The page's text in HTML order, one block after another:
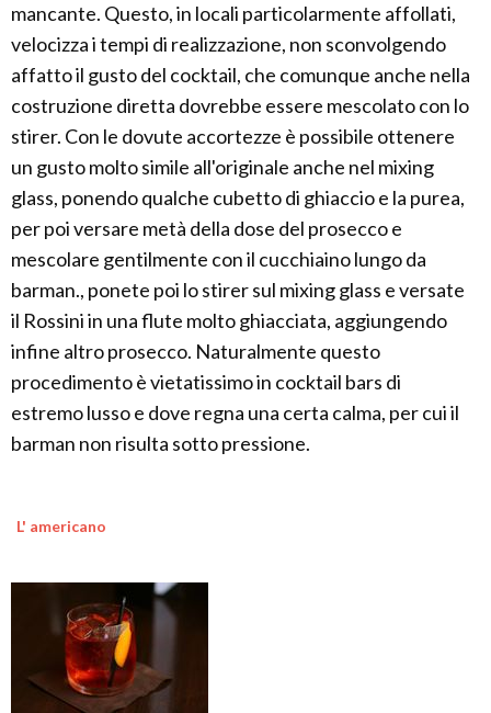
mancante. Questo, in locali particolarmente affollati,
velocizza i tempi di realizzazione, non sconvolgendo
affatto il gusto del cocktail, che comunque anche nella
costruzione diretta dovrebbe essere mescolato con lo
stirer. Con le dovute accortezze è possibile ottenere
un gusto molto simile all'originale anche nel mixing
glass, ponendo qualche cubetto di ghiaccio e la purea,
per poi versare metà della dose del prosecco e
mescolare gentilmente con il cucchiaino lungo da
barman., ponete poi lo stirer sul mixing glass e versate
il Rossini in una flute molto ghiacciata, aggiungendo
infine altro prosecco. Naturalmente questo
procedimento è vietatissimo in cocktail bars di
estremo lusso e dove regna una certa calma, per cui il
barman non risulta sotto pressione.
L' americano